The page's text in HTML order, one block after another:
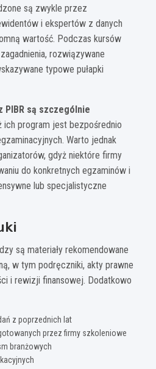
są zwykle przez
i ekspertów z danych
wartość. Podczas kursów
rozwiązywane
typowe pułapki
PIBR są szczególnie
ich program jest bezpośrednio
Warto jednak
gdyż niektóre firmy
do konkretnych egzaminów i
lub specjalistyczne
są materiały rekomendowane
w tym podręczniki, akty prawne
i rewizji finansowej. Dodatkowo
z poprzednich lat
przez firmy szkoleniowe
branżowych